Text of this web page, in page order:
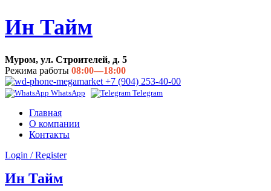
Ин Тайм
Муром, ул. Строителей, д. 5
Режима работы 08:00—18:00
+7 (904) 253-40-00
WhatsApp Telegram
Главная
О компании
Контакты
Login / Register
Ин Тайм